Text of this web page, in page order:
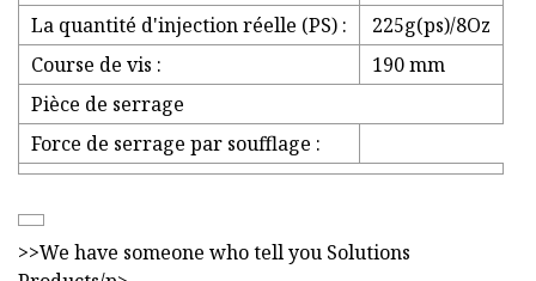
La quantité d'injection réelle (PS) :
225g(ps)/8Oz
Course de vis :
190 mm
Pièce de serrage
Force de serrage par soufflage :
>>We have someone who tell you Solutions